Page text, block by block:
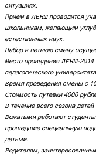
ситуациях.
Прием в ЛЕНШ проводится
школьникам, желающим
естественных наук.
Набор в летнюю смену
Место проведения ЛЕНШ-2014
педагогического
Время проведения смены с
Стоимость путевки 4000
В течение всего сезона
Вожатыми работают
прошедшие специальную
детьми.
Родителям,